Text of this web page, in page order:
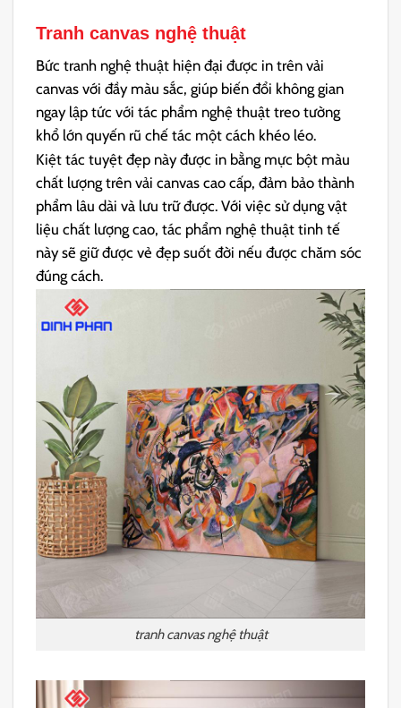
Tranh canvas nghệ thuật
Bức tranh nghệ thuật hiện đại được in trên vải
canvas với đầy màu sắc, giúp biến đổi không gian
ngay lập tức với tác phẩm nghệ thuật treo tường
khổ lớn quyến rũ chế tác một cách khéo léo.
Kiệt tác tuyệt đẹp này được in bằng mực bột màu
chất lượng trên vải canvas cao cấp, đảm bảo thành
phẩm lâu dài và lưu trữ được. Với việc sử dụng vật
liệu chất lượng cao, tác phẩm nghệ thuật tinh tế
này sẽ giữ được vẻ đẹp suốt đời nếu được chăm sóc
đúng cách.
tranh canvas nghệ thuật